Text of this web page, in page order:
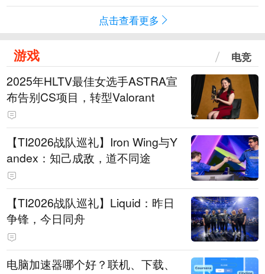
点击查看更多
游戏 电竞
2025年HLTV最佳女选手ASTRA宣
布告别CS项目，转型Valorant
【TI2026战队巡礼】Iron Wing与Y
andex：知己成敌，道不同途
【TI2026战队巡礼】Liquid：昨日
争锋，今日同舟
电脑加速器哪个好？联机、下载、